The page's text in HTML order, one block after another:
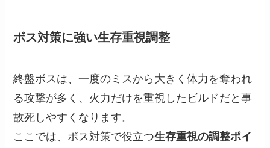
ボス対策に強い生存重視調整
終盤ボスは、一度のミスから大きく体力を奪われ
る攻撃が多く、火力だけを重視したビルドだと事
故死しやすくなります。
ここでは、ボス対策で役立つ生存重視の調整ポイ